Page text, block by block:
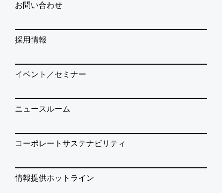
お問い合わせ
採用情報
イベント／セミナー
ニュースルーム
コーポレートサステナビリティ
情報提供ホットライン